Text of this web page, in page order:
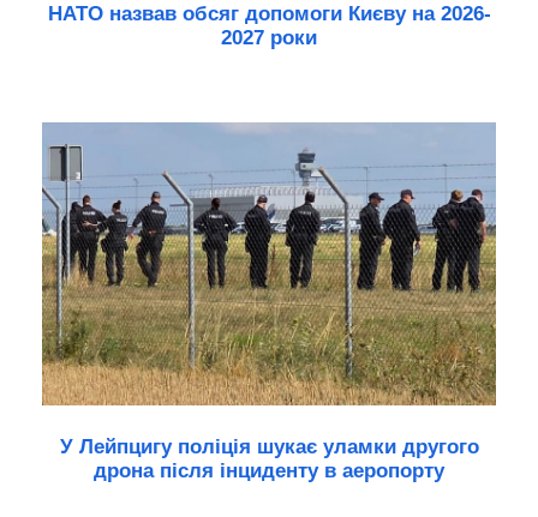
НАТО назвав обсяг допомоги Києву на 2026-
2027 роки
У Лейпцигу поліція шукає уламки другого
дрона після інциденту в аеропорту